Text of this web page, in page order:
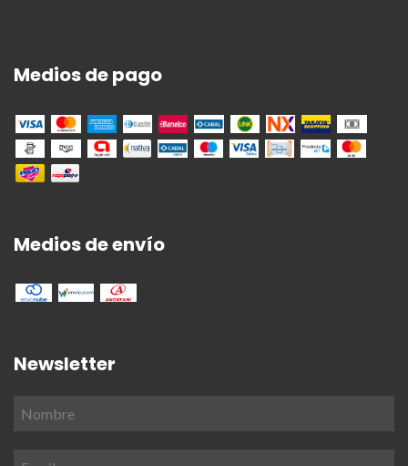
Medios de pago
Medios de envío
Newsletter